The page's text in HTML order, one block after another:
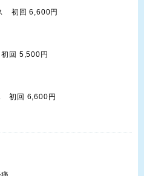
　初回 6,600円
回 5,500円
初回 6,600円